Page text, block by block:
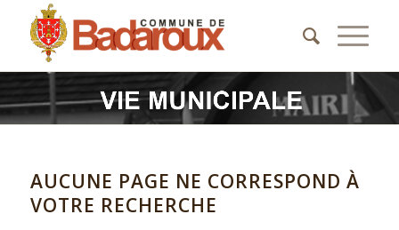
AUCUNE PAGE NE CORRESPOND À
VOTRE RECHERCHE